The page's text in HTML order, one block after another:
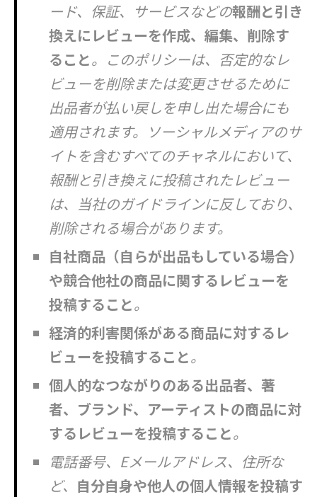
ード、保証、サービスなどの報酬と引き
換えにレビューを作成、編集、削除す
ること。このポリシーは、否定的なレ
ビューを削除または変更させるために
出品者が払い戻しを申し出た場合にも
適用されます。ソーシャルメディアのサ
イトを含むすべてのチャネルにおいて、
報酬と引き換えに投稿されたレビュー
は、当社のガイドラインに反しており、
削除される場合があります。
自社商品（自らが出品もしている場合）
や競合他社の商品に関するレビューを
投稿すること。
経済的利害関係がある商品に対するレ
ビューを投稿すること。
個人的なつながりのある出品者、著
者、ブランド、アーティストの商品に対
するレビューを投稿すること。
電話番号、Eメールアドレス、住所な
ど、 自分自身や他人の個人情報を投稿す